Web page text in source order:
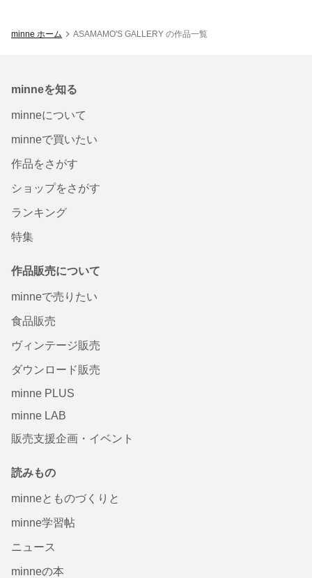
minne ホーム ASAMAMO'S GALLERY の作品一覧
minneを知る
minneについて
minneで買いたい
作品をさがす
ショップをさがす
ランキング
特集
作品販売について
minneで売りたい
食品販売
ヴィンテージ販売
ダウンロード販売
minne PLUS
minne LAB
販売支援企画・イベント
読みもの
minneとものづくりと
minne学習帖
ニュース
minneの本